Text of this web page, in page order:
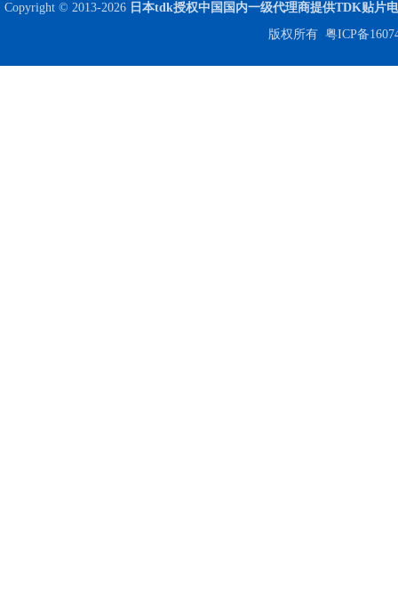
Copyright © 2013-2026 日本tdk授权中国国内一级代理商提供TDK贴片
版权所有 粤ICP备